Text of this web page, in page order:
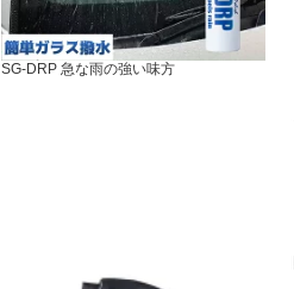
SG-DRP 急な雨の強い味方